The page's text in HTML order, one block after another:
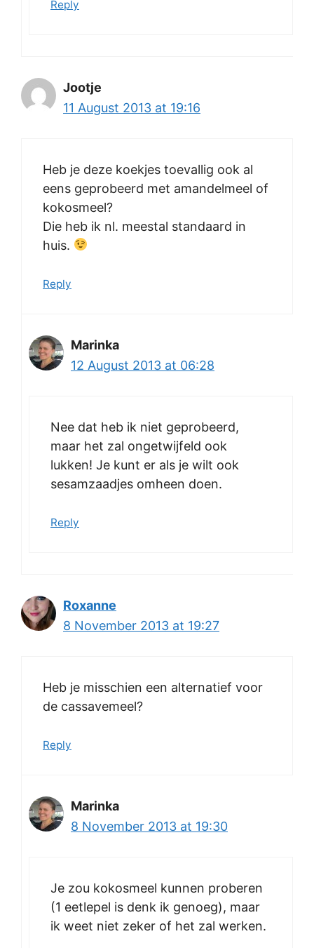
Reply
Jootje
11 August 2013 at 19:16
Heb je deze koekjes toevallig ook al
eens geprobeerd met amandelmeel of
kokosmeel?
Die heb ik nl. meestal standaard in
huis.
Reply
Marinka
12 August 2013 at 06:28
Nee dat heb ik niet geprobeerd,
maar het zal ongetwijfeld ook
lukken! Je kunt er als je wilt ook
sesamzaadjes omheen doen.
Reply
Roxanne
8 November 2013 at 19:27
Heb je misschien een alternatief voor
de cassavemeel?
Reply
Marinka
8 November 2013 at 19:30
Je zou kokosmeel kunnen proberen
(1 eetlepel is denk ik genoeg), maar
ik weet niet zeker of het zal werken.